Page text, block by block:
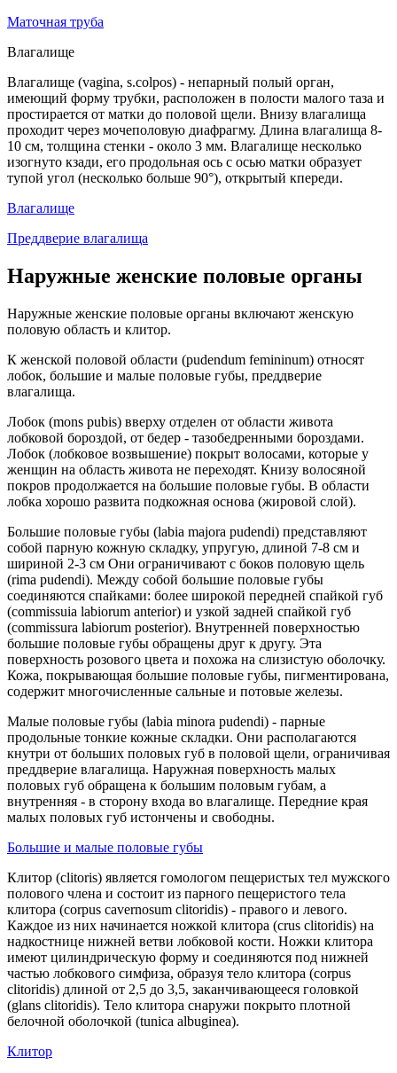
Маточная труба
Влагалище
Влагалище (vagina, s.colpos) - непарный полый орган,
имеющий форму трубки, расположен в полости малого таза и
простирается от матки до половой щели. Внизу влагалища
проходит через мочеполовую диафрагму. Длина влагалища 8-
10 см, толщина стенки - около 3 мм. Влагалище несколько
изогнуто кзади, его продольная ось с осью матки образует
тупой угол (несколько больше 90°), открытый кпереди.
Влагалище
Преддверие влагалища
Наружные женские половые органы
Наружные женские половые органы включают женскую
половую область и клитор.
К женской половой области (pudendum femininum) относят
лобок, большие и малые половые губы, преддверие
влагалища.
Лобок (mons pubis) вверху отделен от области живота
лобковой бороздой, от бедер - тазобедренными бороздами.
Лобок (лобковое возвышение) покрыт волосами, которые у
женщин на область живота не переходят. Книзу волосяной
покров продолжается на большие половые губы. В области
лобка хорошо развита подкожная основа (жировой слой).
Большие половые губы (labia majora pudendi) представляют
собой парную кожную складку, упругую, длиной 7-8 см и
шириной 2-3 см Они ограничивают с боков половую щель
(rima pudendi). Между собой большие половые губы
соединяются спайками: более широкой передней спайкой губ
(commissuia lаbiorum anterior) и узкой задней спайкой губ
(commissura labiorum posterior). Внутренней поверхностью
большие половые губы обращены друг к другу. Эта
поверхность розового цвета и похожа на слизистую оболочку.
Кожа, покрывающая большие половые губы, пигментирована,
содержит многочисленные сальные и потовые железы.
Малые половые губы (labia minora pudendi) - парные
продольные тонкие кожные складки. Они располагаются
кнутри от больших половых губ в половой щели, ограничивая
преддверие влагалища. Наружная поверхность малых
половых губ обращена к большим половым губам, а
внутренняя - в сторону входа во влагалище. Передние края
малых половых губ истончены и свободны.
Большие и малые половые губы
Клитор (clitoris) является гомологом пещеристых тел мужского
полового члена и состоит из парного пещеристого тела
клитора (corpus cavernosum clitoridis) - правого и левого.
Каждое из них начинается ножкой клитора (crus clitoridis) на
надкостнице нижней ветви лобковой кости. Ножки клитора
имеют цилиндрическую форму и соединяются под нижней
частью лобкового симфиза, образуя тело клитора (corpus
clitoridis) длиной от 2,5 до 3,5, заканчивающееся головкой
(glans clitoridis). Тело клитора снаружи покрыто плотной
белочной оболочкой (tunica albuginea).
Клитор